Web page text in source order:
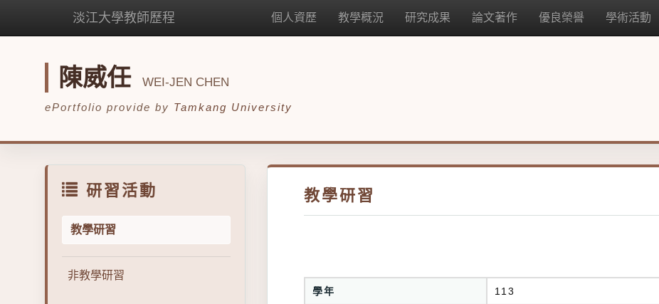
淡江大學教師歷程 個人資歷 教學概況 研究成果 論文著作 優良榮譽 學術活動
陳威任 WEI-JEN CHEN
ePortfolio provide by Tamkang University
研習活動
教學研習
非教學研習
教學研習
學年 113